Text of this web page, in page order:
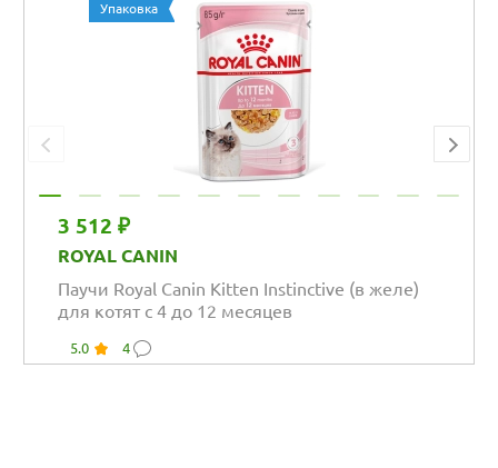
Упаковка
3 512 ₽
ROYAL CANIN
Паучи Royal Canin Kitten Instinctive (в желе)
для котят с 4 до 12 месяцев
5.0 4